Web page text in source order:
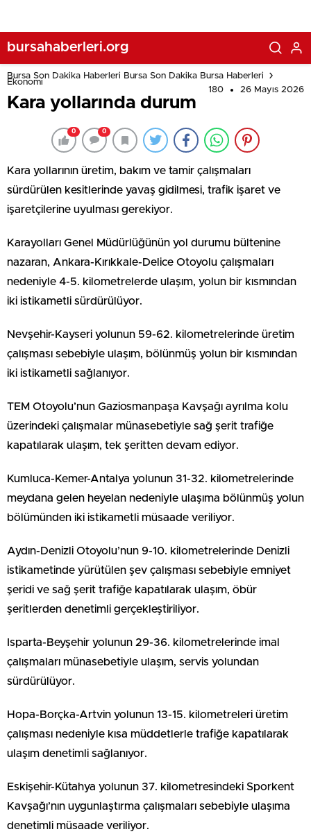
bursahaberleri.org
Bursa Son Dakika Haberleri Bursa Son Dakika Bursa Haberleri
Ekonomi
180
26 Mayıs 2026
Kara yollarında durum
0 0
Kara yollarının üretim, bakım ve tamir çalışmaları
sürdürülen kesitlerinde yavaş gidilmesi, trafik işaret ve
işaretçilerine uyulması gerekiyor.
Karayolları Genel Müdürlüğünün yol durumu bültenine
nazaran, Ankara-Kırıkkale-Delice Otoyolu çalışmaları
nedeniyle 4-5. kilometrelerde ulaşım, yolun bir kısmından
iki istikametli sürdürülüyor.
Nevşehir-Kayseri yolunun 59-62. kilometrelerinde üretim
çalışması sebebiyle ulaşım, bölünmüş yolun bir kısmından
iki istikametli sağlanıyor.
TEM Otoyolu’nun Gaziosmanpaşa Kavşağı ayrılma kolu
üzerindeki çalışmalar münasebetiyle sağ şerit trafiğe
kapatılarak ulaşım, tek şeritten devam ediyor.
Kumluca-Kemer-Antalya yolunun 31-32. kilometrelerinde
meydana gelen heyelan nedeniyle ulaşıma bölünmüş yolun
bölümünden iki istikametli müsaade veriliyor.
Aydın-Denizli Otoyolu’nun 9-10. kilometrelerinde Denizli
istikametinde yürütülen şev çalışması sebebiyle emniyet
şeridi ve sağ şerit trafiğe kapatılarak ulaşım, öbür
şeritlerden denetimli gerçekleştiriliyor.
Isparta-Beyşehir yolunun 29-36. kilometrelerinde imal
çalışmaları münasebetiyle ulaşım, servis yolundan
sürdürülüyor.
Hopa-Borçka-Artvin yolunun 13-15. kilometreleri üretim
çalışması nedeniyle kısa müddetlerle trafiğe kapatılarak
ulaşım denetimli sağlanıyor.
Eskişehir-Kütahya yolunun 37. kilometresindeki Sporkent
Kavşağı’nın uygunlaştırma çalışmaları sebebiyle ulaşıma
denetimli müsaade veriliyor.